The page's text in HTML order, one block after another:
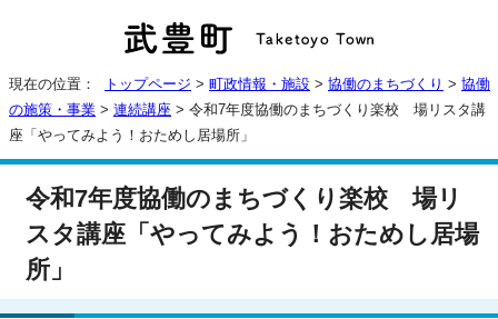
現在の位置： トップページ > 町政情報・施設 > 協働のまちづくり > 協働
の施策・事業 > 連続講座 > 令和7年度協働のまちづくり楽校 場リスタ講
座「やってみよう！おためし居場所」
令和7年度協働のまちづくり楽校 場リ
スタ講座「やってみよう！おためし居場
所」